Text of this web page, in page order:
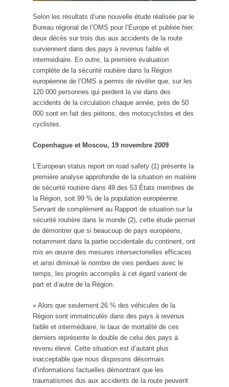
Selon les résultats d’une nouvelle étude réalisée par le
Bureau régional de l’OMS pour l’Europe et publiée hier,
deux décès sur trois dus aux accidents de la route
surviennent dans des pays à revenus faible et
intermédiaire. En outre, la première évaluation
complète de la sécurité routière dans la Région
européenne de l’OMS a permis de révéler que, sur les
120 000 personnes qui perdent la vie dans des
accidents de la circulation chaque année, près de 50
000 sont en fait des piétons, des motocyclistes et des
cyclistes.
Copenhague et Moscou, 19 novembre 2009
L’European status report on road safety (1) présente la
première analyse approfondie de la situation en matière
de sécurité routière dans 49 des 53 États membres de
la Région, soit 99 % de la population européenne.
Servant de complément au Rapport de situation sur la
sécurité routière dans le monde (2), cette étude permet
de démontrer que si beaucoup de pays européens,
notamment dans la partie occidentale du continent, ont
mis en œuvre des mesures intersectorielles efficaces
et ainsi diminué le nombre de vies perdues avec le
temps, les progrès accomplis à cet égard varient de
part et d’autre de la Région.
« Alors que seulement 26 % des véhicules de la
Région sont immatriculés dans des pays à revenus
faible et intermédiaire, le taux de mortalité de ces
derniers représente le double de celui des pays à
revenu élevé. Cette situation est d’autant plus
inacceptable que nous disposons désormais
d’informations factuelles démontrant que les
traumatismes dus aux accidents de la route peuvent